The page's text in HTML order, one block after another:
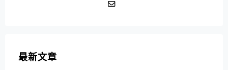
最新文章